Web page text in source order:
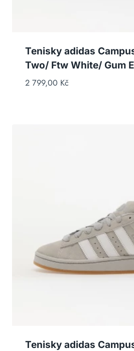
Tenisky adidas
Two/ Ftw White/ Gum
2 799,00 Kč
Tenisky adidas